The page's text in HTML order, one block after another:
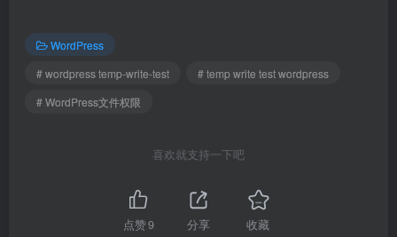
WordPress
# wordpress temp-write-test
# temp write test wordpress
# WordPress文件权限
喜欢就支持一下吧
点赞9 分享 收藏